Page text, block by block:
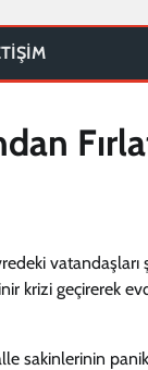
vatandaşları
krizi geçirerek
sakinlerinin